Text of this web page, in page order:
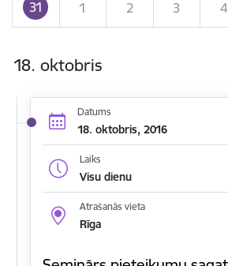
31 1 2 3 4
18. oktobris
Datums
18. oktobris, 2016
Laiks
Visu dienu
Atrašanās vieta
Rīga